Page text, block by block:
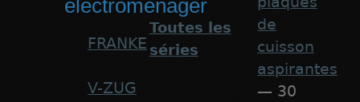
électroménager
FRANKE
V-ZUG
Toutes les
séries
de
cuisson
aspirantes
— 30